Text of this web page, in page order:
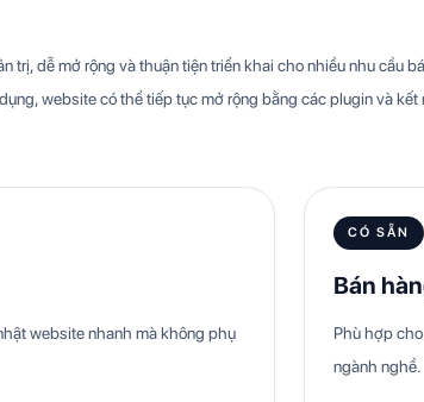
trị, dễ mở rộng và thuận tiện triển khai cho nhiều nhu cầu
website có thể tiếp tục mở rộng bằng các plugin và kết
website nhanh mà không phụ
CÓ SẴN
Bán
Phù hợp
ngành nghề.